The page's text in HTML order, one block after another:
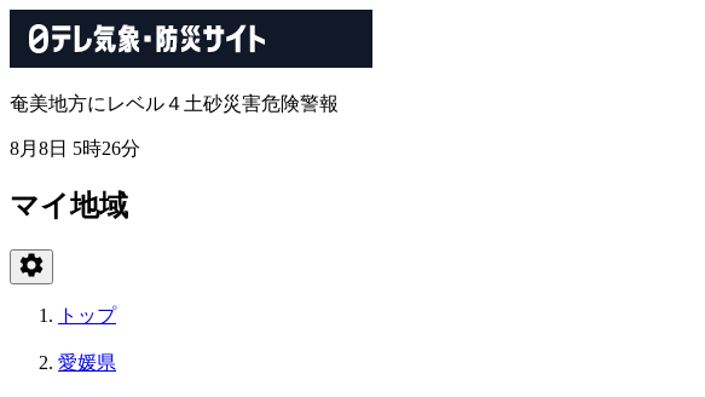
奄美地方にレベル４土砂災害危険警報
8月8日 5時26分
マイ地域
トップ
愛媛県